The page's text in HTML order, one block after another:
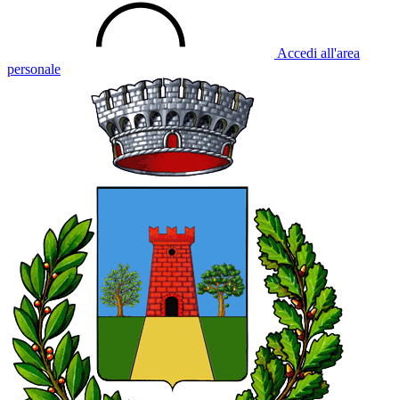
Accedi all'area
personale